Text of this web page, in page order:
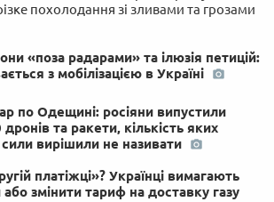
похолодання зі зливами та грозами
«поза радарами» та ілюзія петицій:
з мобілізацією в Україні
по Одещині: росіяни випустили
та ракети, кількість яких
сили вирішили не називати
платіжці»? Українці вимагають
або змінити тариф на доставку газу